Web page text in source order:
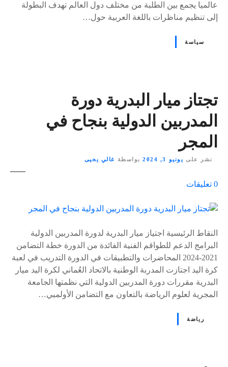
عالميا يجمع بين الطلبة من مختلف دول العالم تهدف البطولة
إلى تنظيم مناظرات باللغة العربية حول…
سياسة
تجتاز ميار البدرية دورة
المدربين الدولية بنجاح في
المجر
نشر على يونيو 3, 2024 بواسطة غالي يحيى
0 تعليقات
ى
s
النقاط الرئيسية اجتياز ميار البدرية لدورة المدربين الدولية
البرامج الدعم للطواقم الفنية الفائدة من الدورة خطة التضامن
2021-2024 المحاضرات والتطبيقات في الدورة التدريب في لعبة
كرة اليد اجتازت المدربة الوطنية بالاتحاد العُماني لكرة اليد ميار
البدرية مقررات دورة المدربين الدولية التي نظمتها الجامعة
المجرية لعلوم الرياضة بالتعاون مع التضامن الأولمبي…
رياضة